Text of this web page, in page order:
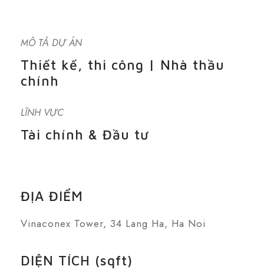
MÔ TẢ DỰ ÁN
Thiết kế, thi công | Nhà thầu
chính
LĨNH VỰC
Tài chính & Đầu tư
ĐỊA ĐIỂM
Vinaconex Tower, 34 Lang Ha, Ha Noi
DIỆN TÍCH (sqft)